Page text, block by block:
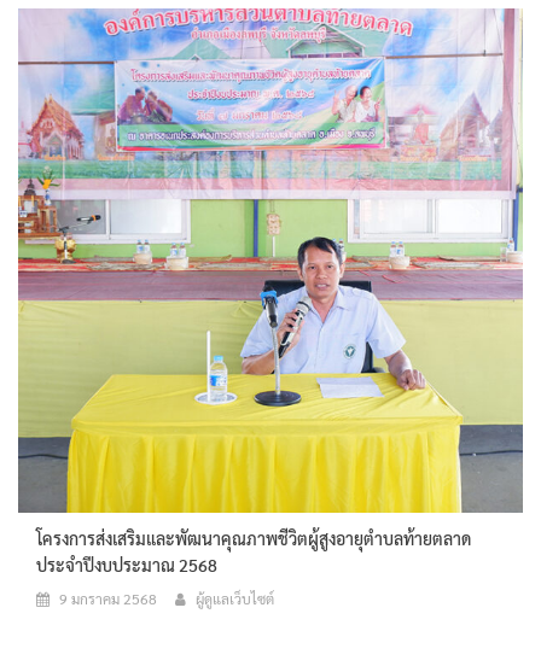
โครงการส่งเสริมและพัฒนาคุณภาพชีวิตผู้สูงอายุตำบลท้ายตลาด
ประจำปีงบประมาณ 2568
9 มกราคม 2568 ผู้ดูแลเว็บไซต์